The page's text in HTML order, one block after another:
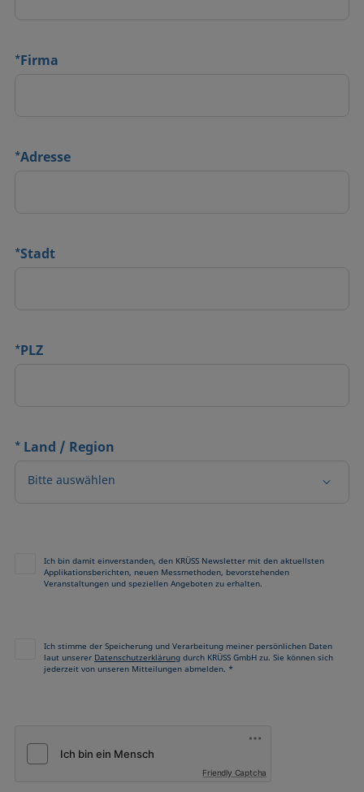
*Firma
*Adresse
*Stadt
*PLZ
* Land / Region
Bitte auswählen
Ich bin damit einverstanden, den KRÜSS Newsletter mit den aktuellsten
Applikationsberichten, neuen Messmethoden, bevorstehenden
Veranstaltungen und speziellen Angeboten zu erhalten.
Ich stimme der Speicherung und Verarbeitung meiner persönlichen Daten
laut unserer Datenschutzerklärung durch KRÜSS GmbH zu. Sie können sich
jederzeit von unseren Mitteilungen abmelden. *
Friendly Captcha